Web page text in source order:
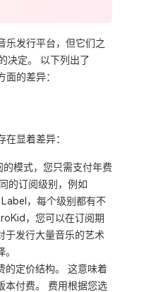
发行平台，但它们之
决定。 以下列出了
的差异：
显着差异：
的模式，您只需支付年费
的订阅级别，例如
，每个级别都有不
，您可以在订阅期
于发行大量音乐的艺术
的定价结构。 这意味着
本付费。 费用根据您选